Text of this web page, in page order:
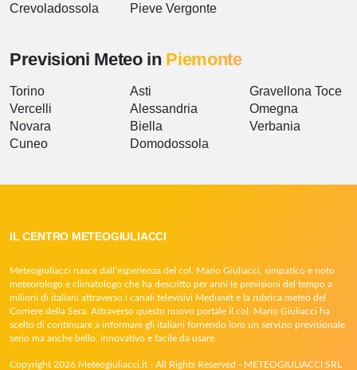
Crevoladossola
Pieve Vergonte
Previsioni Meteo in Piemonte
Torino
Vercelli
Novara
Cuneo
Asti
Alessandria
Biella
Domodossola
Gravellona Toce
Omegna
Verbania
IL CENTRO METEOGIULIACCI
Meteogiuliacci nasce dall’esperienza del col. Mario Giuliacci, simpatico e noto
meteorologo e climatologo che ha descritto per anni le previsioni del tempo a
milioni di italiani attraverso i canali televisivi Mediaset e la rubrica meteo del
Corriere della Sera. Attraverso questo nuovo portale il col. Mario Giuliacci ha
scelto di continuare a informare gli italiani fornendo loro un servizio previsionale
serio ma anche bello, innovativo e facile da usare.
Copyright 2026 Meteogiuliacci.it - All Rights Reserved - METEOGIULIACCI SRL